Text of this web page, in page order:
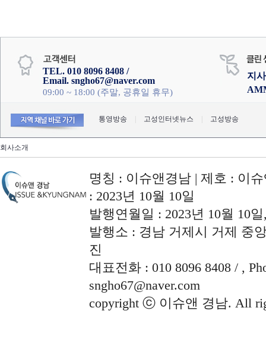
TEL. 010 8096 8408 /
Email. sngho67@naver.com
09:00 ~ 18:00 (주말, 공휴일 휴무)
지
통영방송 고성인터넷뉴스 고성방송
회사소개
명칭 : 이슈앤경남 | 제호 : 이
: 2023년 10월 10일
발행연월일 : 2023년 10월 10
발행소 : 경남 거제시 거제 중
진
대표전화 : 010 8096 8408 / ,
sngho67@naver.com
copyright ⓒ 이슈앤 경남. All